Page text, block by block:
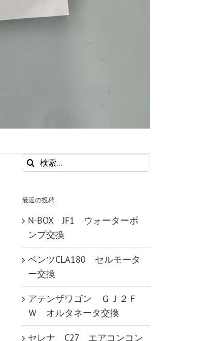
検
索
最近の投稿
N-BOX JF1 ウォーターポ
ンプ交換
ベンツCLA180 セルモータ
ー交換
アテンザワゴン ＧＪ２Ｆ
Ｗ オルタネータ交換
セレナ C27 エアコンコン